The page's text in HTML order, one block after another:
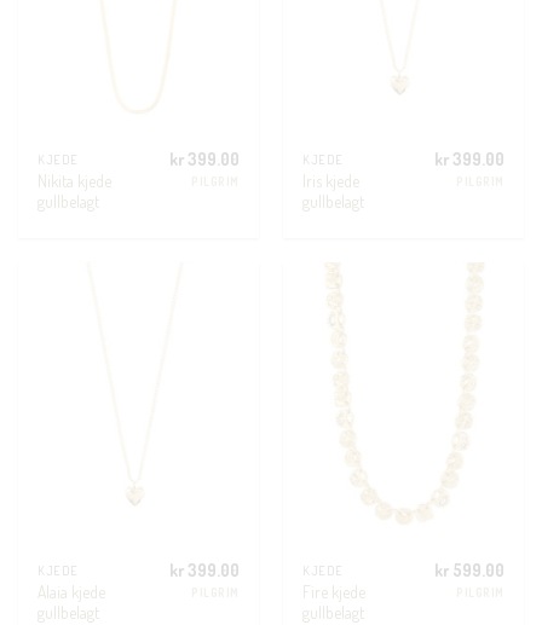
Nikita kjede
gullbelagt
kr399.00
Iris kjede
gullbelagt
kr399.00
KJEDE
Alaia kjede
gullbelagt
kr399.00 KJEDE
Fire kjede
gullbelagt
kr599.00